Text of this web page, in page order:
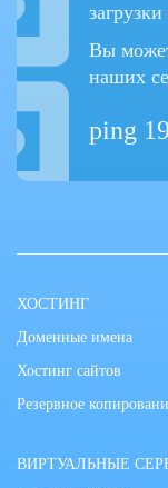
Вы
наших
ping
ХОСТИНГ
Доменные имена
Хостинг сайтов
Резервное
ВИРТУАЛЬНЫЕ